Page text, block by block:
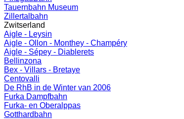
Tauernbahn Museum
Zillertalbahn
Zwitserland
Aigle - Leysin
Aigle - Ollon - Monthey - Champéry
Aigle - Sépey - Diablerets
Bellinzona
Bex - Villars - Bretaye
Centovalli
De RhB in de Winter van 2006
Furka Dampfbahn
Furka- en Oberalppas
Gotthardbahn